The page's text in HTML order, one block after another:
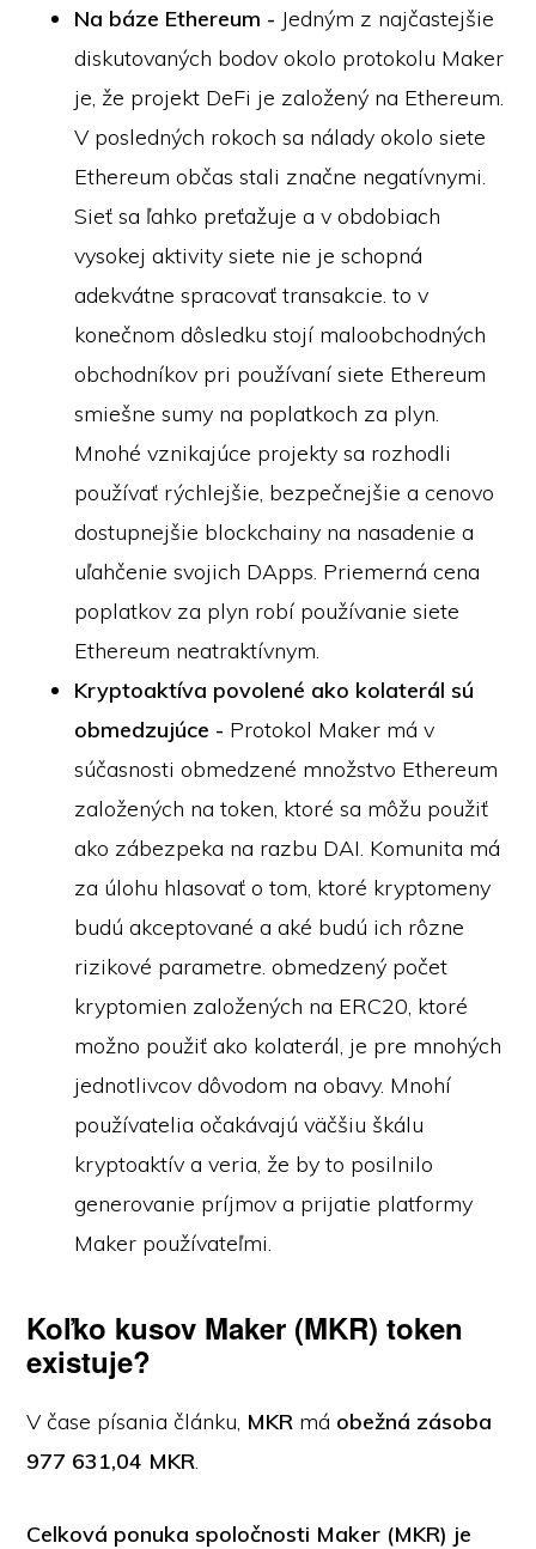
Na báze Ethereum - Jedným z najčastejšie
diskutovaných bodov okolo protokolu Maker
je, že projekt DeFi je založený na Ethereum.
V posledných rokoch sa nálady okolo siete
Ethereum občas stali značne negatívnymi.
Sieť sa ľahko preťažuje a v obdobiach
vysokej aktivity siete nie je schopná
adekvátne spracovať transakcie. to v
konečnom dôsledku stojí maloobchodných
obchodníkov pri používaní siete Ethereum
smiešne sumy na poplatkoch za plyn.
Mnohé vznikajúce projekty sa rozhodli
používať rýchlejšie, bezpečnejšie a cenovo
dostupnejšie blockchainy na nasadenie a
uľahčenie svojich DApps. Priemerná cena
poplatkov za plyn robí používanie siete
Ethereum neatraktívnym.
Kryptoaktíva povolené ako kolaterál sú
obmedzujúce - Protokol Maker má v
súčasnosti obmedzené množstvo Ethereum
založených na token, ktoré sa môžu použiť
ako zábezpeka na razbu DAI. Komunita má
za úlohu hlasovať o tom, ktoré kryptomeny
budú akceptované a aké budú ich rôzne
rizikové parametre. obmedzený počet
kryptomien založených na ERC20, ktoré
možno použiť ako kolaterál, je pre mnohých
jednotlivcov dôvodom na obavy. Mnohí
používatelia očakávajú väčšiu škálu
kryptoaktív a veria, že by to posilnilo
generovanie príjmov a prijatie platformy
Maker používateľmi.
Koľko kusov Maker (MKR) token
existuje?
V čase písania článku, MKR má obežná zásoba
977 631,04 MKR.
Celková ponuka spoločnosti Maker (MKR) je